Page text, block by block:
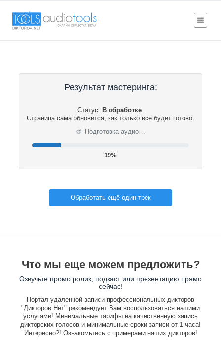
Результат мастеринга:
Статус: В обработке.
Страница сама обновится, как только всё будет готово.
⟳ Подготовка аудио…
19%
Обработать ещё один трек
Что мы еще можем предложить?
Озвучьте промо ролик, подкаст или презентацию прямо
сейчас!
Портал удаленной записи профессиональных дикторов
"Дикторов.Нет" рекомендует Вам воспользоваться нашими
услугами! Минимальные тарифы на качественную запись
дикторских голосов и минимальные сроки записи от 1 часа!
Интересно?! Ознакомьтесь с примерами наших дикторов!